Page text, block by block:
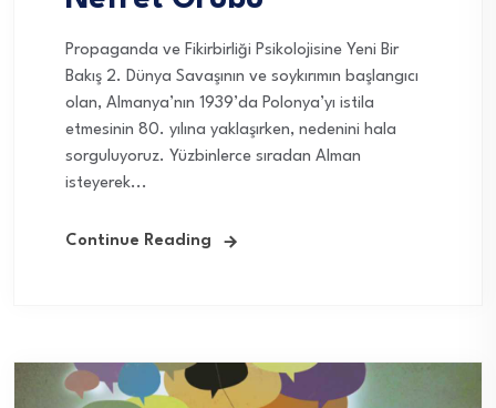
Propaganda ve Fikirbirliği Psikolojisine Yeni Bir
Bakış 2. Dünya Savaşının ve soykırımın başlangıcı
olan, Almanya’nın 1939’da Polonya’yı istila
etmesinin 80. yılına yaklaşırken, nedenini hala
sorguluyoruz. Yüzbinlerce sıradan Alman
isteyerek...
Continue Reading